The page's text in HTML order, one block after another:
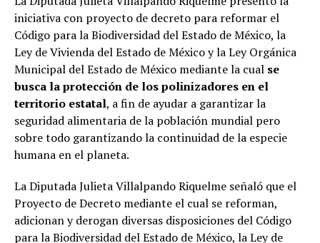
iniciativa con proyecto de decreto para reformar el
Código para la Biodiversidad del Estado de México, la
Ley de Vivienda del Estado de México y la Ley Orgánica
Municipal del Estado de México mediante la cual se
busca la protección de los polinizadores en el
territorio estatal, a fin de ayudar a garantizar la
seguridad alimentaria de la población mundial pero
sobre todo garantizando la continuidad de la especie
humana en el planeta.
La Diputada Julieta Villalpando Riquelme señaló que el
Proyecto de Decreto mediante el cual se reforman,
adicionan y derogan diversas disposiciones del Código
para la Biodiversidad del Estado de México, la Ley de